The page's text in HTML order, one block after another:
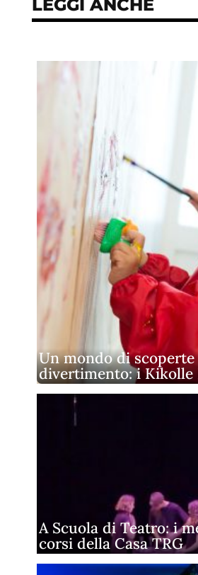
LEGGI ANCHE
Un mondo di scoperte
divertimento: i Kikolle
A Scuola di Teatro: i
corsi della Casa TRG